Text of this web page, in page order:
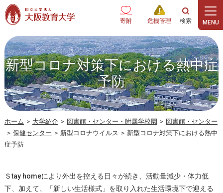
本文へ
寄附 危機管理
新型コロナ対策下における熱中症
予防
ホーム > 大学紹介 > 図書館・センター・附属学校園 > 図書館・センター
> 保健センター > 新型コロナウイルス > 新型コロナ対策下における熱中
症予防
Ｓtay homeにより外出を控える日々が続き、活動量減少・体力低
下、加えて、「新しい生活様式」を取り入れた生活環境下で迎える